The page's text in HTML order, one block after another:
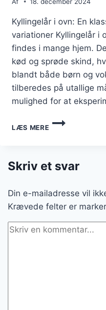
Kyllingelår i ovn: En
variationer Kyllingelår i
findes i mange hjem.
kød og sprøde skind,
blandt både børn og
tilberedes på utallige
mulighed for at
LÆS MERE
KYLLINGELÅR
I
TIMIAN
OG
Skriv et svar
Din e-mailadresse vil
Krævede felter er